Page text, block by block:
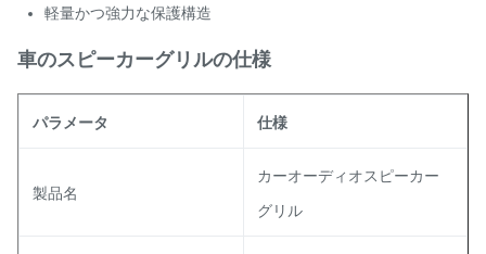
軽量かつ強力な保護構造
車のスピーカーグリルの仕様
パラメータ 仕様
製品名
カーオーディオスピーカー
グリル